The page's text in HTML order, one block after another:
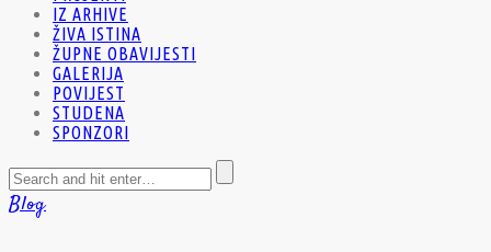
IZ ARHIVE
ŽIVA ISTINA
ŽUPNE OBAVIJESTI
GALERIJA
POVIJEST
STUDENA
SPONZORI
Blog